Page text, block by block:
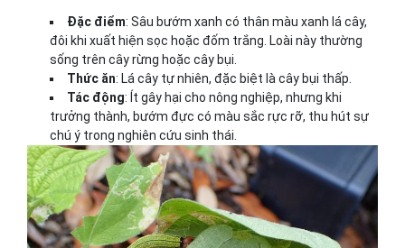
Đặc điểm: Sâu bướm xanh có thân màu xanh lá cây,
đôi khi xuất hiện sọc hoặc đốm trắng. Loài này thường
sống trên cây rừng hoặc cây bụi.
Thức ăn: Lá cây tự nhiên, đặc biệt là cây bụi thấp.
Tác động: Ít gây hại cho nông nghiệp, nhưng khi
trưởng thành, bướm đực có màu sắc rực rỡ, thu hút sự
chú ý trong nghiên cứu sinh thái.